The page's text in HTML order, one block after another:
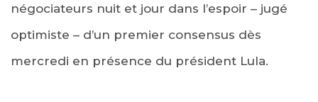
négociateurs nuit et jour dans l’espoir – jugé
optimiste – d’un premier consensus dès
mercredi en présence du président Lula.